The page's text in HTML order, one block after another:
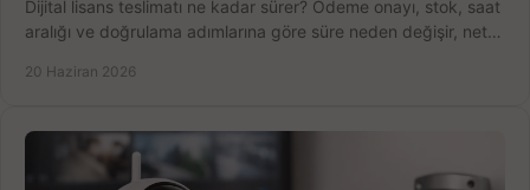
Dijital lisans teslimatı ne kadar sürer? Ödeme onayı, stok, saat
aralığı ve doğrulama adımlarına göre süre neden değişir, net
20 Haziran 2026